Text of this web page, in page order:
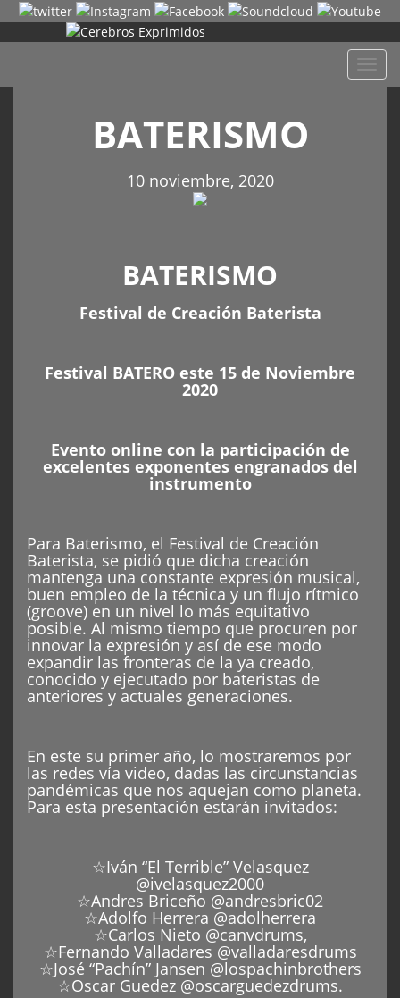
BATERISMO
10 noviembre, 2020
BATERISMO
Festival de Creación Baterista
Festival BATERO este 15 de Noviembre
2020
Evento online con la participación de
excelentes exponentes engranados del
instrumento
Para Baterismo, el Festival de Creación
Baterista, se pidió que dicha creación
mantenga una constante expresión musical,
buen empleo de la técnica y un flujo rítmico
(groove) en un nivel lo más equitativo
posible. Al mismo tiempo que procuren por
innovar la expresión y así de ese modo
expandir las fronteras de la ya creado,
conocido y ejecutado por bateristas de
anteriores y actuales generaciones.
En este su primer año, lo mostraremos por
las redes vía video, dadas las circunstancias
pandémicas que nos aquejan como planeta.
Para esta presentación estarán invitados:
☆Iván “El Terrible” Velasquez
@ivelasquez2000
☆Andres Briceño @andresbric02
☆Adolfo Herrera @adolherrera
☆Carlos Nieto @canvdrums,
☆Fernando Valladares @valladaresdrums
☆José “Pachín” Jansen @lospachinbrothers
☆Oscar Guedez @oscarguedezdrums.